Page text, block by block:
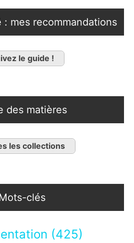
: mes recommandations
le guide !
des matières
les collections
clés
(425)